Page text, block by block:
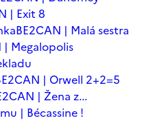
| Exit 8
BE2CAN | Malá sestra
| Megalopolis
| Orwell 2+2=5
| Žena z...
| Bécassine !